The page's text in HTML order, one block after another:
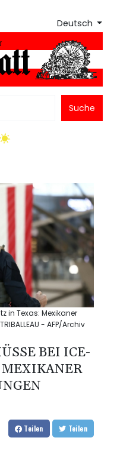
Deutsch
Suche
in Texas: Mexikaner
- AFP/Archiv
BEI ICE-
Teilen Teilen